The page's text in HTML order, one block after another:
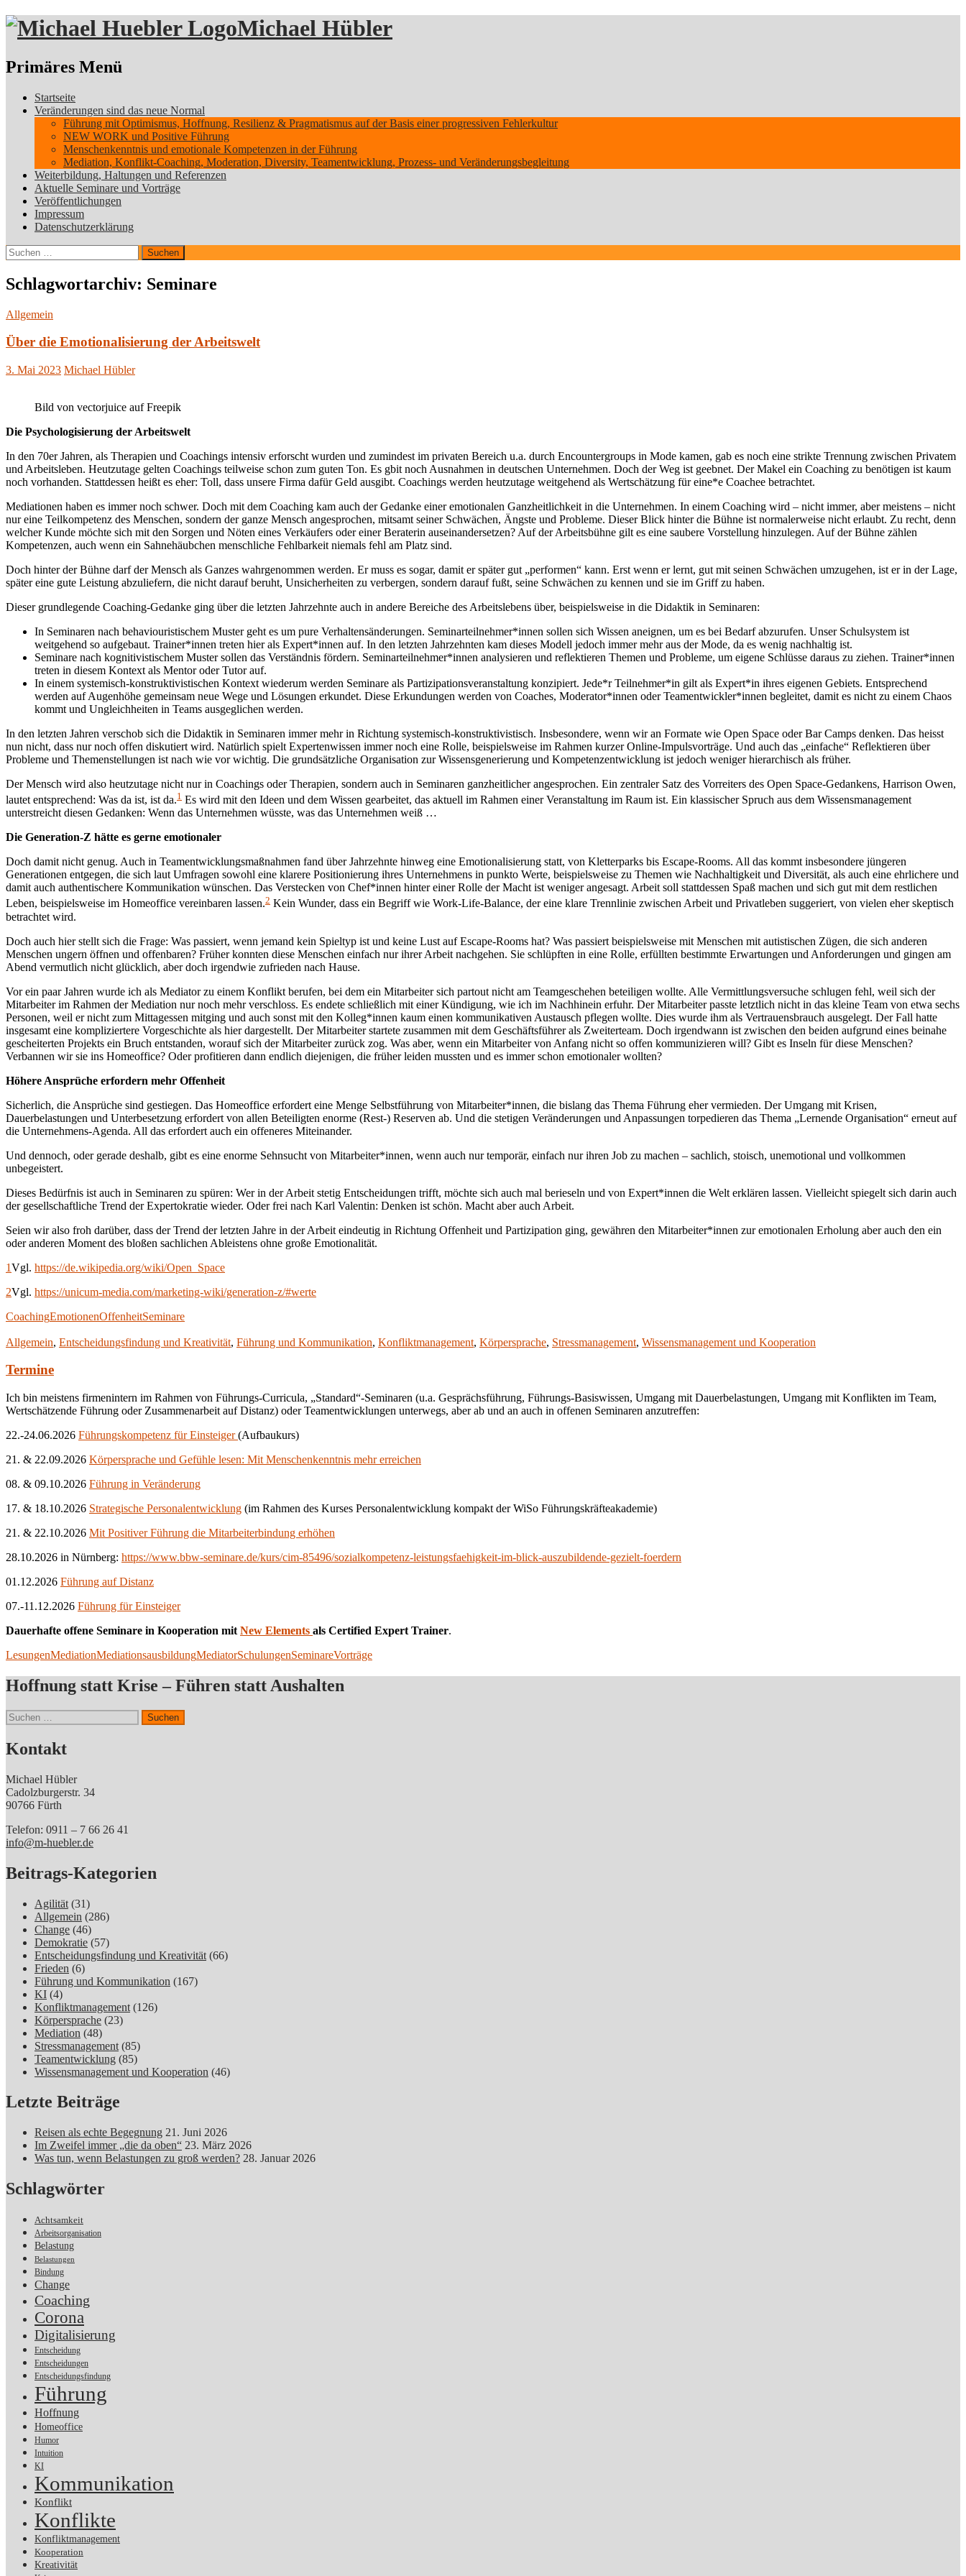
Michael Hübler
Suchen
Primäres Menü
Zum
Inhalt
Startseite
Veränderungen sind das neue Normal
Führung mit Optimismus, Hoffnung, Resilienz & Pragmatismus auf der Basis einer progressiven Fehlerkultur
NEW WORK und Positive Führung
Menschenkenntnis und emotionale Kompetenzen in der Führung
Mediation, Konflikt-Coaching, Moderation, Diversity, Teamentwicklung, Prozess- und Veränderungsbegleitung
Weiterbildung, Haltungen und Referenzen
Aktuelle Seminare und Vorträge
Veröffentlichungen
Impressum
Datenschutzerklärung
Suchen
nach:
Schlagwortarchiv: Seminare
Allgemein
Über die Emotionalisierung der Arbeitswelt
3. Mai 2023 Michael Hübler
Bild von vectorjuice auf Freepik
Die Psychologisierung der Arbeitswelt
In den 70er Jahren, als Therapien und Coachings intensiv erforscht wurden und zumindest im privaten Bereich u.a. durch Encountergroups in Mode kamen, gab es noch eine strikte Trennung zwischen Privatem
und Arbeitsleben. Heutzutage gelten Coachings teilweise schon zum guten Ton. Es gbit noch Ausnahmen in deutschen Unternehmen. Doch der Weg ist geebnet. Der Makel ein Coaching zu benötigen ist kaum
noch vorhanden. Stattdessen heißt es eher: Toll, dass unsere Firma dafür Geld ausgibt. Coachings werden heutzutage weitgehend als Wertschätzung für eine*e Coachee betrachtet.
Mediationen haben es immer noch schwer. Doch mit dem Coaching kam auch der Gedanke einer emotionalen Ganzheitlichkeit in die Unternehmen. In einem Coaching wird – nicht immer, aber meistens – nicht
nur eine Teilkompetenz des Menschen, sondern der ganze Mensch angesprochen, mitsamt seiner Schwächen, Ängste und Probleme. Dieser Blick hinter die Bühne ist normalerweise nicht erlaubt. Zu recht, denn
welcher Kunde möchte sich mit den Sorgen und Nöten eines Verkäufers oder einer Beraterin auseinandersetzen? Auf der Arbeitsbühne gilt es eine saubere Vorstellung hinzulegen. Auf der Bühne zählen
Kompetenzen, auch wenn ein Sahnehäubchen menschliche Fehlbarkeit niemals fehl am Platz sind.
Doch hinter der Bühne darf der Mensch als Ganzes wahrgenommen werden. Er muss es sogar, damit er später gut „performen“ kann. Erst wenn er lernt, gut mit seinen Schwächen umzugehen, ist er in der Lage,
später eine gute Leistung abzuliefern, die nicht darauf beruht, Unsicherheiten zu verbergen, sondern darauf fußt, seine Schwächen zu kennen und sie im Griff zu haben.
Dieser grundlegende Coaching-Gedanke ging über die letzten Jahrzehnte auch in andere Bereiche des Arbeitslebens über, beispielsweise in die Didaktik in Seminaren:
In Seminaren nach behaviouristischem Muster geht es um pure Verhaltensänderungen. Seminarteilnehmer*innen sollen sich Wissen aneignen, um es bei Bedarf abzurufen. Unser Schulsystem ist
weitgehend so aufgebaut. Trainer*innen treten hier als Expert*innen auf. In den letzten Jahrzehnten kam dieses Modell jedoch immer mehr aus der Mode, da es wenig nachhaltig ist.
Seminare nach kognitivistischem Muster sollen das Verständnis fördern. Seminarteilnehmer*innen analysieren und reflektieren Themen und Probleme, um eigene Schlüsse daraus zu ziehen. Trainer*innen
treten in diesem Kontext als Mentor oder Tutor auf.
In einem systemisch-konstruktivistischen Kontext wiederum werden Seminare als Partizipationsveranstaltung konzipiert. Jede*r Teilnehmer*in gilt als Expert*in ihres eigenen Gebiets. Entsprechend
werden auf Augenhöhe gemeinsam neue Wege und Lösungen erkundet. Diese Erkundungen werden von Coaches, Moderator*innen oder Teamentwickler*innen begleitet, damit es nicht zu einem Chaos
kommt und Ungleichheiten in Teams ausgeglichen werden.
In den letzten Jahren verschob sich die Didaktik in Seminaren immer mehr in Richtung systemisch-konstruktivistisch. Insbesondere, wenn wir an Formate wie Open Space oder Bar Camps denken. Das heisst
nun nicht, dass nur noch offen diskutiert wird. Natürlich spielt Expertenwissen immer noch eine Rolle, beispielsweise im Rahmen kurzer Online-Impulsvorträge. Und auch das „einfache“ Reflektieren über
Probleme und Themenstellungen ist nach wie vor wichtig. Die grundsätzliche Organisation zur Wissensgenerierung und Kompetenzentwicklung ist jedoch weniger hierarchisch als früher.
Der Mensch wird also heutzutage nicht nur in Coachings oder Therapien, sondern auch in Seminaren ganzheitlicher angesprochen. Ein zentraler Satz des Vorreiters des Open Space-Gedankens, Harrison Owen,
lautet entsprechend: Was da ist, ist da.1 Es wird mit den Ideen und dem Wissen gearbeitet, das aktuell im Rahmen einer Veranstaltung im Raum ist. Ein klassischer Spruch aus dem Wissensmanagement
unterstreicht diesen Gedanken: Wenn das Unternehmen wüsste, was das Unternehmen weiß …
Die Generation-Z hätte es gerne emotionaler
Doch damit nicht genug. Auch in Teamentwicklungsmaßnahmen fand über Jahrzehnte hinweg eine Emotionalisierung statt, von Kletterparks bis Escape-Rooms. All das kommt insbesondere jüngeren
Generationen entgegen, die sich laut Umfragen sowohl eine klarere Positionierung ihres Unternehmens in punkto Werte, beispielsweise zu Themen wie Nachhaltigkeit und Diversität, als auch eine ehrlichere und
damit auch authentischere Kommunikation wünschen. Das Verstecken von Chef*innen hinter einer Rolle der Macht ist weniger angesagt. Arbeit soll stattdessen Spaß machen und sich gut mit dem restlichen
Leben, beispielsweise im Homeoffice vereinbaren lassen.2 Kein Wunder, dass ein Begriff wie Work-Life-Balance, der eine klare Trennlinie zwischen Arbeit und Privatleben suggeriert, von vielen eher skeptisch
betrachtet wird.
Doch auch hier stellt sich die Frage: Was passiert, wenn jemand kein Spieltyp ist und keine Lust auf Escape-Rooms hat? Was passiert beispielsweise mit Menschen mit autistischen Zügen, die sich anderen
Menschen ungern öffnen und offenbaren? Früher konnten diese Menschen einfach nur ihrer Arbeit nachgehen. Sie schlüpften in eine Rolle, erfüllten bestimmte Erwartungen und Anforderungen und gingen am
Abend vermutlich nicht glücklich, aber doch irgendwie zufrieden nach Hause.
Vor ein paar Jahren wurde ich als Mediator zu einem Konflikt berufen, bei dem ein Mitarbeiter sich partout nicht am Teamgeschehen beteiligen wollte. Alle Vermittlungsversuche schlugen fehl, weil sich der
Mitarbeiter im Rahmen der Mediation nur noch mehr verschloss. Es endete schließlich mit einer Kündigung, wie ich im Nachhinein erfuhr. Der Mitarbeiter passte letztlich nicht in das kleine Team von etwa sechs
Personen, weil er nicht zum Mittagessen mitging und auch sonst mit den Kolleg*innen kaum einen kommunikativen Austausch pflegen wollte. Dies wurde ihm als Vertrauensbrauch ausgelegt. Der Fall hatte
insgesamt eine kompliziertere Vorgeschichte als hier dargestellt. Der Mitarbeiter startete zusammen mit dem Geschäftsführer als Zweiterteam. Doch irgendwann ist zwischen den beiden aufgrund eines beinahe
gescheiterten Projekts ein Bruch entstanden, worauf sich der Mitarbeiter zurück zog. Was aber, wenn ein Mitarbeiter von Anfang nicht so offen kommunizieren will? Gibt es Inseln für diese Menschen?
Verbannen wir sie ins Homeoffice? Oder profitieren dann endlich diejenigen, die früher leiden mussten und es immer schon emotionaler wollten?
Höhere Ansprüche erfordern mehr Offenheit
Sicherlich, die Ansprüche sind gestiegen. Das Homeoffice erfordert eine Menge Selbstführung von Mitarbeiter*innen, die bislang das Thema Führung eher vermieden. Der Umgang mit Krisen,
Dauerbelastungen und Unterbesetzung erfordert von allen Beteiligten enorme (Rest-) Reserven ab. Und die stetigen Veränderungen und Anpassungen torpedieren das Thema „Lernende Organisation“ erneut auf
die Unternehmens-Agenda. All das erfordert auch ein offeneres Miteinander.
Und dennoch, oder gerade deshalb, gibt es eine enorme Sehnsucht von Mitarbeiter*innen, wenn auch nur temporär, einfach nur ihren Job zu machen – sachlich, stoisch, unemotional und vollkommen
unbegeistert.
Dieses Bedürfnis ist auch in Seminaren zu spüren: Wer in der Arbeit stetig Entscheidungen trifft, möchte sich auch mal berieseln und von Expert*innen die Welt erklären lassen. Vielleicht spiegelt sich darin auch
der gesellschaftliche Trend der Expertokratie wieder. Oder frei nach Karl Valentin: Denken ist schön. Macht aber auch Arbeit.
Seien wir also froh darüber, dass der Trend der letzten Jahre in der Arbeit eindeutig in Richtung Offenheit und Partizipation ging, gewähren den Mitarbeiter*innen zur emotionalen Erholung aber auch den ein
oder anderen Moment des bloßen sachlichen Ableistens ohne große Emotionalität.
1Vgl. https://de.wikipedia.org/wiki/Open_Space
2Vgl. https://unicum-media.com/marketing-wiki/generation-z/#werte
CoachingEmotionenOffenheitSeminare
Allgemein, Entscheidungsfindung und Kreativität, Führung und Kommunikation, Konfliktmanagement, Körpersprache, Stressmanagement, Wissensmanagement und Kooperation
Termine
Ich bin meistens firmenintern im Rahmen von Führungs-Curricula, „Standard“-Seminaren (u.a. Gesprächsführung, Führungs-Basiswissen, Umgang mit Dauerbelastungen, Umgang mit Konflikten im Team,
Wertschätzende Führung oder Zusammenarbeit auf Distanz) oder Teamentwicklungen unterwegs, aber ab und an auch in offenen Seminaren anzutreffen:
22.-24.06.2026 Führungskompetenz für Einsteiger(Aufbaukurs)
21. & 22.09.2026 Körpersprache und Gefühle lesen: Mit Menschenkenntnis mehr erreichen
08. & 09.10.2026 Führung in Veränderung
17. & 18.10.2026 Strategische Personalentwicklung (im Rahmen des Kurses Personalentwicklung kompakt der WiSo Führungskräfteakademie)
21. & 22.10.2026 Mit Positiver Führung die Mitarbeiterbindung erhöhen
28.10.2026 in Nürnberg: https://www.bbw-seminare.de/kurs/cim-85496/sozialkompetenz-leistungsfaehigkeit-im-blick-auszubildende-gezielt-foerdern
01.12.2026 Führung auf Distanz
07.-11.12.2026 Führung für Einsteiger
Dauerhafte offene Seminare in Kooperation mit New Elements als Certified Expert Trainer.
LesungenMediationMediationsausbildungMediatorSchulungenSeminareVorträge
Hoffnung statt Krise – Führen statt Aushalten
Suchen
nach:
Kontakt
Michael Hübler
Cadolzburgerstr. 34
90766 Fürth
Telefon: 0911 – 7 66 26 41
info@m-huebler.de
Beitrags-Kategorien
Agilität (31)
Allgemein (286)
Change (46)
Demokratie (57)
Entscheidungsfindung und Kreativität (66)
Frieden (6)
Führung und Kommunikation (167)
KI (4)
Konfliktmanagement (126)
Körpersprache (23)
Mediation (48)
Stressmanagement (85)
Teamentwicklung (85)
Wissensmanagement und Kooperation (46)
Letzte Beiträge
Reisen als echte Begegnung 21. Juni 2026
Im Zweifel immer „die da oben“ 23. März 2026
Was tun, wenn Belastungen zu groß werden? 28. Januar 2026
Schlagwörter
Achtsamkeit
Arbeitsorganisation
Belastung
Belastungen
Bindung
Change
Coaching
Corona
Digitalisierung
Entscheidung
Entscheidungen
Entscheidungsfindung
Führung
Hoffnung
Homeoffice
Humor
Intuition
KI
Kommunikation
Konflikt
Konflikte
Konfliktmanagement
Kooperation
Kreativität